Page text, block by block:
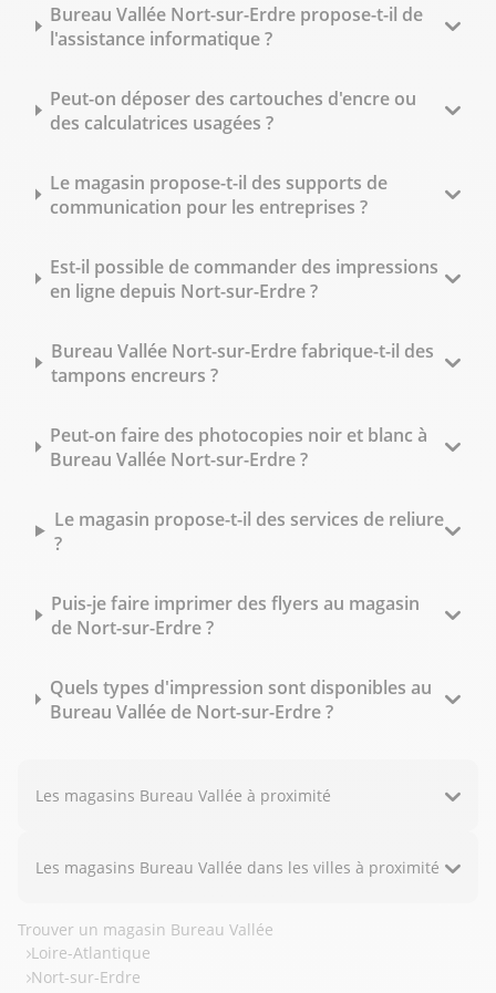
Bureau Vallée Nort-sur-Erdre propose-t-il de
l'assistance informatique ?
Peut-on déposer des cartouches d'encre ou
des calculatrices usagées ?
Le magasin propose-t-il des supports de
communication pour les entreprises ?
Est-il possible de commander des impressions
en ligne depuis Nort-sur-Erdre ?
Bureau Vallée Nort-sur-Erdre fabrique-t-il des
tampons encreurs ?
Peut-on faire des photocopies noir et blanc à
Bureau Vallée Nort-sur-Erdre ?
Le magasin propose-t-il des services de reliure
?
Puis-je faire imprimer des flyers au magasin
de Nort-sur-Erdre ?
Quels types d'impression sont disponibles au
Bureau Vallée de Nort-sur-Erdre ?
Les magasins Bureau Vallée à proximité
Les magasins Bureau Vallée dans les villes à proximité
Trouver un magasin Bureau Vallée
Loire-Atlantique
Nort-sur-Erdre